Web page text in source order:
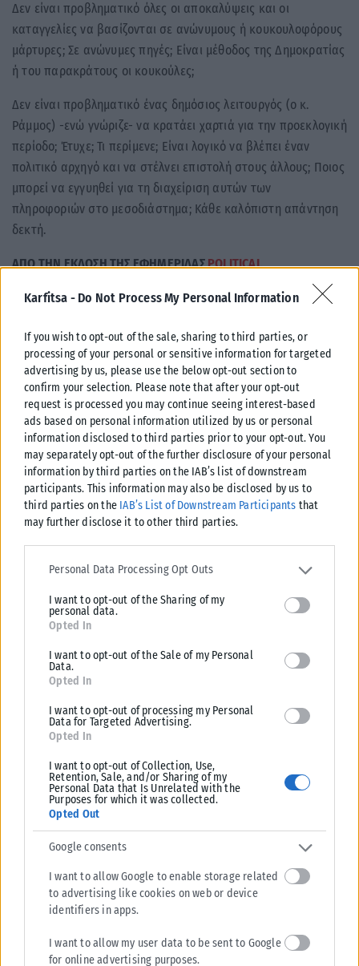
Karfitsa - Do Not Process My Personal Information
If you wish to opt-out of the sale, sharing to third parties, or
processing of your personal or sensitive information for targeted
advertising by us, please use the below opt-out section to
confirm your selection. Please note that after your opt-out
request is processed you may continue seeing interest-based
ads based on personal information utilized by us or personal
information disclosed to third parties prior to your opt-out. You
may separately opt-out of the further disclosure of your personal
information by third parties on the IAB’s list of downstream
participants. This information may also be disclosed by us to
third parties on the IAB’s List of Downstream Participants that
may further disclose it to other third parties.
Please note that this website/app uses one or more Google
services and may gather and store information including but not
deny consent to Google and its third-party tags to use your data
for below specified purposes in below Google consent section.
Personal Data Processing Opt Outs
I want to opt-out of the Sharing of my
personal data.
Opted In
I want to opt-out of the Sale of my Personal
Data.
Opted In
I want to opt-out of processing my Personal
Data for Targeted Advertising.
Opted In
I want to opt-out of Collection, Use,
Retention, Sale, and/or Sharing of my
Personal Data that Is Unrelated with the
Purposes for which it was collected.
Opted Out
Google consents
I want to allow Google to enable storage related
to advertising like cookies on web or device
identifiers in apps.
I want to allow my user data to be sent to Google
for online advertising purposes.
Δεν είναι προβληματικό όλες οι αποκαλύψεις και οι
καταγγελίες να βασίζονται σε ανώνυμους ή κουκουλοφόρους
μάρτυρες; Σε ανώνυμες πηγές; Είναι μέθοδος της Δημοκρατίας
ή του παρακράτους οι κουκούλες;
Δεν είναι προβληματικό ένας δημόσιος λειτουργός (ο κ.
Ράμμος) -ενώ γνώριζε- να κρατάει χαρτιά για την προεκλογική
περίοδο; Έτυχε; Τι περίμενε; Είναι λογικό να βλέπει έναν
πολιτικό αρχηγό και να στέλνει επιστολή στους άλλους; Ποιος
μπορεί να εγγυηθεί για τη διαχείριση αυτών των
πληροφοριών στο μεσοδιάστημα; Κάθε καλόπιστη απάντηση
δεκτή.
ΑΠΟ ΤΗΝ ΕΚΔΟΣΗ ΤΗΣ ΕΦΗΜΕΡΙΔΑΣPOLITICAL
Tags: Απόψεις
Σχετικά Άρθρα
ΠΟΛΙΤΙΚΉ
Χατζηδάκης: Στον κάλαθο των αχρήστων οι αμφισβητήσεις
για το καλώδιο της ηλεκτρικής διασύνδεσης Ελλάδας-Κύπρου
Ο Κωστής Χατζηδάκης αναφέρθηκε στη συμφωνία ΑΔΜΗΕ και
Meridiam για την ηλεκτρική διασύνδεση Ελλάδας-Κύπρου, απαντώντας
στις προηγούμενες αμφισβητήσεις. «Η Κυβέρνηση...
ΑΝΑΡΤΉΘΗΚΕ ΑΠΌKARFITSANEWS 06/08/2026